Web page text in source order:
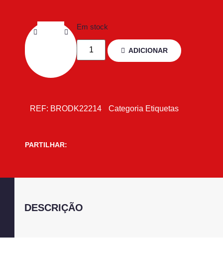
Em stock
ADICIONAR
REF: BRODK22214 Categoria Etiquetas
PARTILHAR:
DESCRIÇÃO